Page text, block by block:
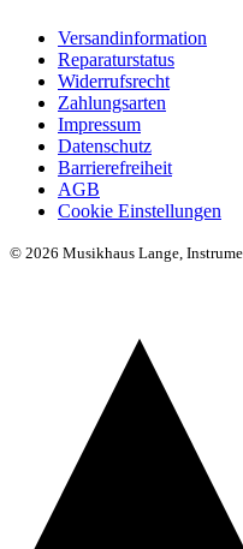
Versandinformation
Reparaturstatus
Widerrufsrecht
Zahlungsarten
Impressum
Datenschutz
Barrierefreiheit
AGB
Cookie Einstellungen
© 2026 Musikhaus Lange,